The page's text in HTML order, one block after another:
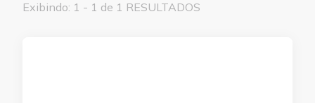
Exibindo: 1 - 1 de 1 RESULTADOS